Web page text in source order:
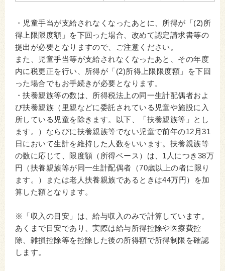
・児童手当が支給されなくなったあとに、所得が「(2)所
得上限限度額」を下回った場合、改めて認定請求書等の
提出が必要となりますので、ご注意ください。
また、児童手当等が支給されなくなったあと、その年度
内に税更正を行い、所得が「(2)所得上限限度額」を下回
った場合でもお手続きが必要となります。
・扶養親族等の数は、所得税法上の同一生計配偶者およ
び扶養親族（里親などに委託されている児童や施設に入
所している児童を除きます。以下、「扶養親族等」とし
ます。）ならびに扶養親族等でない児童で前年の12月31
日において生計を維持した人数をいいます。扶養親族等
の数に応じて、限度額（所得ベース）は、1人につき38万
円（扶養親族等が同一生計配偶者（70歳以上の者に限り
ます。）または老人扶養親族であるときは44万円）を加
算した額となります。
※「収入の目安」は、給与収入のみで計算しています。
あくまで目安であり、実際は給与所得控除や医療費控
除、雑損控除等を控除した後の所得額で所得制限を確認
します。